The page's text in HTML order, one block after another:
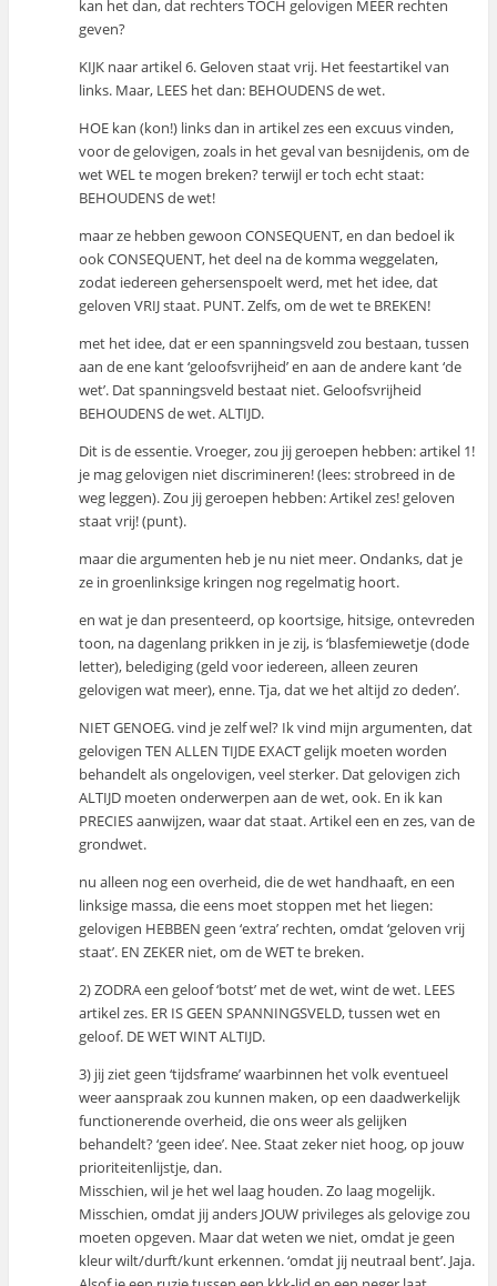
kan het dan, dat rechters TOCH gelovigen MEER rechten
geven?
KIJK naar artikel 6. Geloven staat vrij. Het feestartikel van
links. Maar, LEES het dan: BEHOUDENS de wet.
HOE kan (kon!) links dan in artikel zes een excuus vinden,
voor de gelovigen, zoals in het geval van besnijdenis, om de
wet WEL te mogen breken? terwijl er toch echt staat:
BEHOUDENS de wet!
maar ze hebben gewoon CONSEQUENT, en dan bedoel ik
ook CONSEQUENT, het deel na de komma weggelaten,
zodat iedereen gehersenspoelt werd, met het idee, dat
geloven VRIJ staat. PUNT. Zelfs, om de wet te BREKEN!
met het idee, dat er een spanningsveld zou bestaan, tussen
aan de ene kant ‘geloofsvrijheid’ en aan de andere kant ‘de
wet’. Dat spanningsveld bestaat niet. Geloofsvrijheid
BEHOUDENS de wet. ALTIJD.
Dit is de essentie. Vroeger, zou jij geroepen hebben: artikel 1!
je mag gelovigen niet discrimineren! (lees: strobreed in de
weg leggen). Zou jij geroepen hebben: Artikel zes! geloven
staat vrij! (punt).
maar die argumenten heb je nu niet meer. Ondanks, dat je
ze in groenlinksige kringen nog regelmatig hoort.
en wat je dan presenteerd, op koortsige, hitsige, ontevreden
toon, na dagenlang prikken in je zij, is ‘blasfemiewetje (dode
letter), belediging (geld voor iedereen, alleen zeuren
gelovigen wat meer), enne. Tja, dat we het altijd zo deden’.
NIET GENOEG. vind je zelf wel? Ik vind mijn argumenten, dat
gelovigen TEN ALLEN TIJDE EXACT gelijk moeten worden
behandelt als ongelovigen, veel sterker. Dat gelovigen zich
ALTIJD moeten onderwerpen aan de wet, ook. En ik kan
PRECIES aanwijzen, waar dat staat. Artikel een en zes, van de
grondwet.
nu alleen nog een overheid, die de wet handhaaft, en een
linksige massa, die eens moet stoppen met het liegen:
gelovigen HEBBEN geen ‘extra’ rechten, omdat ‘geloven vrij
staat’. EN ZEKER niet, om de WET te breken.
2) ZODRA een geloof ‘botst’ met de wet, wint de wet. LEES
artikel zes. ER IS GEEN SPANNINGSVELD, tussen wet en
geloof. DE WET WINT ALTIJD.
3) jij ziet geen ‘tijdsframe’ waarbinnen het volk eventueel
weer aanspraak zou kunnen maken, op een daadwerkelijk
functionerende overheid, die ons weer als gelijken
behandelt? ‘geen idee’. Nee. Staat zeker niet hoog, op jouw
prioriteitenlijstje, dan.
Misschien, wil je het wel laag houden. Zo laag mogelijk.
Misschien, omdat jij anders JOUW privileges als gelovige zou
moeten opgeven. Maar dat weten we niet, omdat je geen
kleur wilt/durft/kunt erkennen. ‘omdat jij neutraal bent’. Jaja.